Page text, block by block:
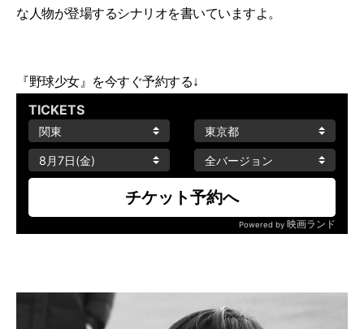
な人物が登場するシナリオを書いていますよ。
『野球少女』を今すぐ予約する↓